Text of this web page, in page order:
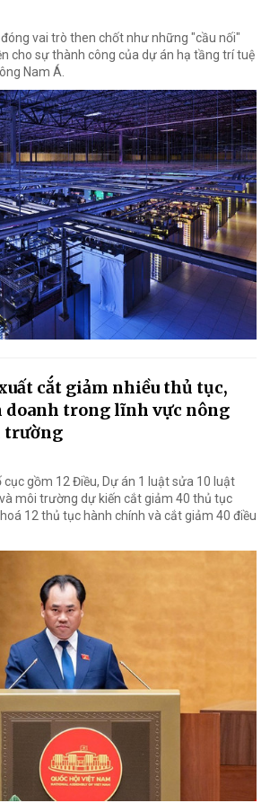
vai trò then chốt như những "cầu nối"
cho sự thành công của dự án hạ tầng trí tuệ
Nam Á.
cắt giảm nhiều thủ tục,
trong lĩnh vực nông
trường
gồm 12 Điều, Dự án 1 luật sửa 10 luật
môi trường dự kiến cắt giảm 40 thủ tục
12 thủ tục hành chính và cắt giảm 40 điều